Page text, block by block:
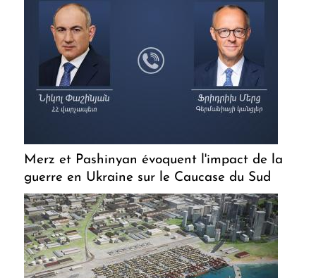
Merz et Pashinyan évoquent l'impact de la
guerre en Ukraine sur le Caucase du Sud